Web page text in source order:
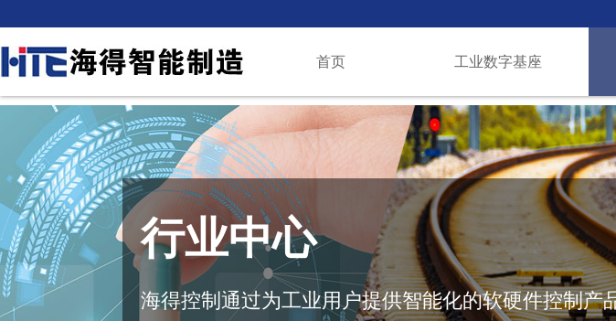
首页 工业数字基座
行业中心
海得控制通过为工业用户提供智能化的软硬件控制产